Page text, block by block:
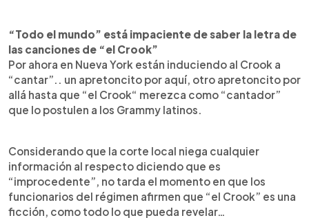
“Todo el mundo” está impaciente de saber la letra de
las canciones de “el Crook”
Por ahora en Nueva York están induciendo al Crook a
“cantar”.. un apretoncito por aquí, otro apretoncito por
allá hasta que “el Crook“ merezca como “cantador”
que lo postulen a los Grammy latinos.
Considerando que la corte local niega cualquier
información al respecto diciendo que es
“improcedente”, no tarda el momento en que los
funcionarios del régimen afirmen que “el Crook” es una
ficción, como todo lo que pueda revelar…